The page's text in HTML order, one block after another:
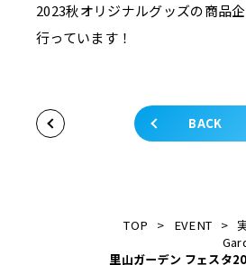
2023秋オリジナルグッズの商品
行っています！
BACK
TOP > EVENT >
里山ガーデン フェスタ